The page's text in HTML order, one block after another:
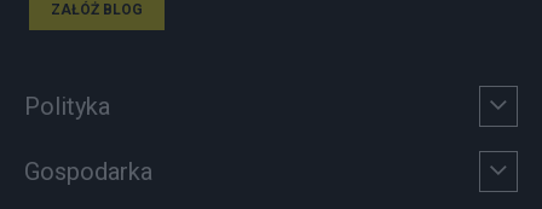
ZAŁÓŻ BLOG
Polityka
Gospodarka